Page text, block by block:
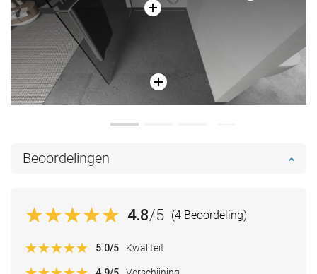
Beoordelingen
4.8/5 (4 Beoordeling)
5.0/5 Kwaliteit